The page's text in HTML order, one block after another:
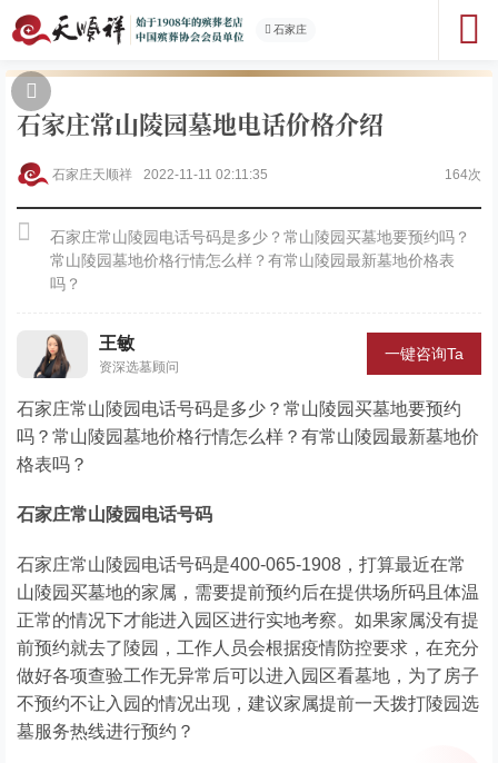
石家庄
石家庄常山陵园墓地电话价格介绍
石家庄天顺祥 2022-11-11 02:11:35 164次
石家庄常山陵园电话号码是多少？常山陵园买墓地要预约吗？
常山陵园墓地价格行情怎么样？有常山陵园最新墓地价格表
吗？
王敏
资深选墓顾问
一键咨询Ta
石家庄常山陵园电话号码是多少？常山陵园买墓地要预约
吗？常山陵园墓地价格行情怎么样？有常山陵园最新墓地价
格表吗？
石家庄常山陵园电话号码
石家庄常山陵园电话号码是400-065-1908，打算最近在常
山陵园买墓地的家属，需要提前预约后在提供场所码且体温
正常的情况下才能进入园区进行实地考察。如果家属没有提
前预约就去了陵园，工作人员会根据疫情防控要求，在充分
做好各项查验工作无异常后可以进入园区看墓地，为了房子
不预约不让入园的情况出现，建议家属提前一天拨打陵园选
墓服务热线进行预约？